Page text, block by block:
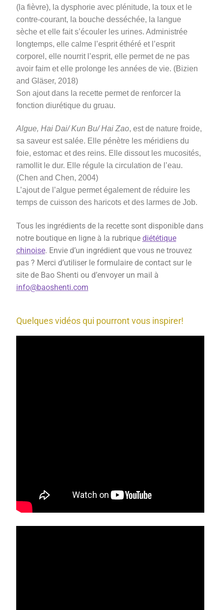
(la fièvre), la dysphorie avec plénitude, la toux et le
contre-courant, la bouche desséchée, la langue
sèche et elle fait s’écouler les urines. Administrée
longtemps, elle calme l’esprit éthéré et l’esprit
corporel, elle nourrit l’esprit, elle permet de ne pas
avoir faim et elle prolonge les années de vie. (Bizien
and Gläser, 2018)
Son ajout dans la recette permet de renforcer la
fonction diurétique du gruau.
Algue, Hai Dai/ Kun Bu/ Hai Zao, est de nature froide,
sa saveur est salée. Elle pénètre les méridiens du
foie, estomac et des reins. Elle dissout les mucosités,
ramollit le dur. Elle régule la circulation de l’eau.
(Chen and Chen, 2004)
L’ajout de l’algue permet également de réduire les
temps de cuisson des haricots et des larmes de Job.
Tous les ingrédients de la recette sont disponible dans
notre boutique en ligne à la rubrique diététique
chinoise. Envie d’un ingrédient que vous ne trouvez
pas ? Merci d’utiliser le formulaire de contact sur le
site de Bao Shenti ou d’envoyer un mail à
info@baoshenti.com
Quelques vidéos qui pourront vous inspirer!